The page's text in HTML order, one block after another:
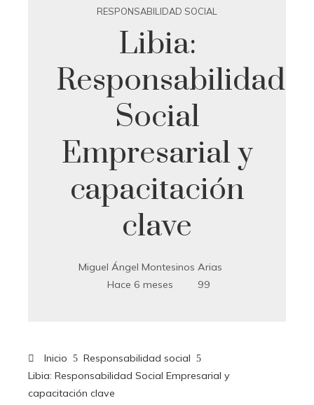
RESPONSABILIDAD SOCIAL
Libia:
Responsabilidad
Social
Empresarial y
capacitación
clave
Miguel Ángel Montesinos Arias
Hace 6 meses
99
Inicio
Responsabilidad social
Libia: Responsabilidad Social Empresarial y
capacitación clave